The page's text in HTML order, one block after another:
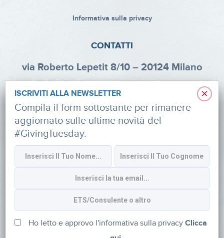
Informativa sulla privacy
CONTATTI
via Roberto Lepetit 8/10 – 20124 Milano
Tel: +39 02 47924880
CF: 91374340379
SOCIAL
×
ISCRIVITI ALLA NEWSLETTER
Compila il form sottostante per rimanere
aggiornato sulle ultime novità del
#GivingTuesday.
Ho letto e approvo l'informativa sulla privacyClicca